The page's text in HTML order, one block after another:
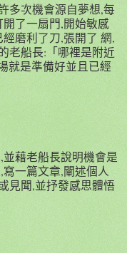
多次機會源自夢想,每
了一扇門,開始敏感
磨利了刀,張開了 網,
老船長:「哪裡是附近
就是準備好並且已經
藉老船長說明機會是
一篇文章,闡述個人
見聞,並抒發感思體悟